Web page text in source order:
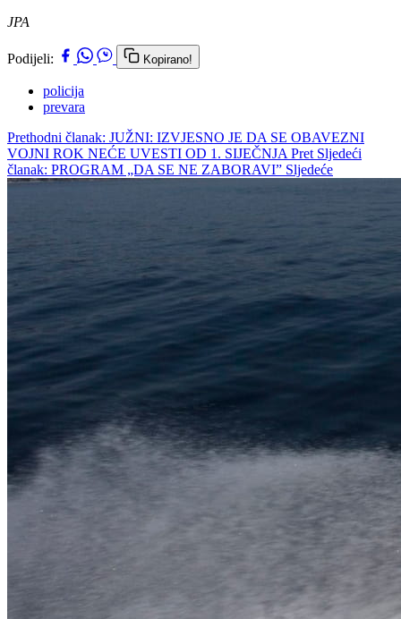
JPA
Podijeli: Kopirano!
policija
prevara
Prethodni članak: JUŽNI: IZVJESNO JE DA SE OBAVEZNI
VOJNI ROK NEĆE UVESTI OD 1. SIJEČNJA Pret Sljedeći
članak: PROGRAM „DA SE NE ZABORAVI” Sljedeće